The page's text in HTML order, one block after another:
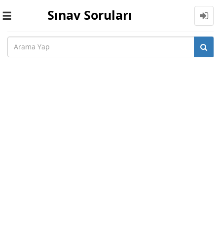
Toggle
Sınav Soruları